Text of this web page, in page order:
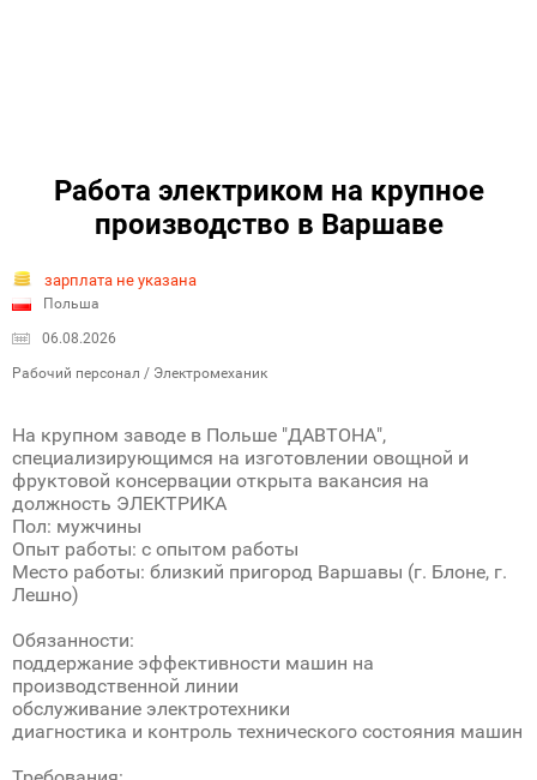
Работа электриком на крупное
производство в Варшаве
зарплата не указана
Польша
06.08.2026
Рабочий персонал / Электромеханик
На крупном заводе в Польше "ДАВТОНА",
специализирующимся на изготовлении овощной и
фруктовой консервации открыта вакансия на
должность ЭЛЕКТРИКА
Пол: мужчины
Опыт работы: с опытом работы
Место работы: близкий пригород Варшавы (г. Блоне, г.
Лешно)
Обязанности:
поддержание эффективности машин на
производственной линии
обслуживание электротехники
диагностика и контроль технического состояния машин